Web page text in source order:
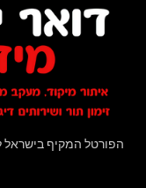
הפורטל המקיף בישראל